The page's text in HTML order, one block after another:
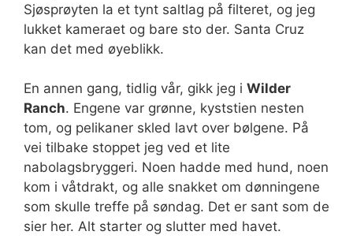
Sjøsprøyten la et tynt saltlag på filteret, og jeg
lukket kameraet og bare sto der. Santa Cruz
kan det med øyeblikk.
En annen gang, tidlig vår, gikk jeg i Wilder
Ranch. Engene var grønne, kyststien nesten
tom, og pelikaner skled lavt over bølgene. På
vei tilbake stoppet jeg ved et lite
nabolagsbryggeri. Noen hadde med hund, noen
kom i våtdrakt, og alle snakket om dønningene
som skulle treffe på søndag. Det er sant som de
sier her. Alt starter og slutter med havet.